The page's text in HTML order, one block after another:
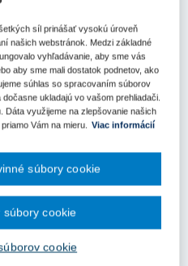
ste sa obrátili na Úrad pre
so žiadosťou o metodické
343/2015 Z.z. o verejnom
niektorých zákonov v znení
o verejnom obstarávaní“).
verejného obstarávania u
ods. 1 písm. b) zákona č.
a o zmene a doplnení
o verejnom obstarávaní") si
pre oblasť verejného
o operatívne poskytnutie
vzhľadom na aktuálnu
síl prinášať vysokú úroveň
našich webstránok. Medzi základné
vyhľadávanie, aby sme vás
aby sme mali dostatok podnetov, ako
súhlas so spracovaním súborov
ukladajú vo vašom prehliadači.
Dáta využijeme na zlepšovanie našich
Vám na mieru.
Viac informácií
cookie
súbory cookie
súbory cookie